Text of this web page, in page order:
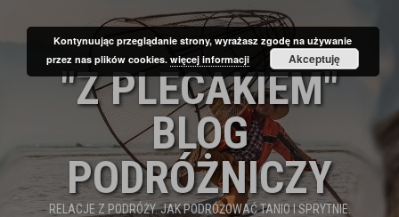
"Z PLECAKIEM"
BLOG
PODRÓŻNICZY
RELACJE Z PODRÓŻY. JAK PODRÓŻOWAĆ TANIO I SPRYTNIE.
Kontynuując przeglądanie strony, wyrażasz zgodę na używanie
przez nas plików cookies.więcej informacji Akceptuję